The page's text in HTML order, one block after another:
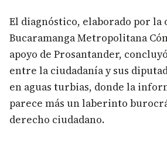
El diagnóstico, elaborado por la
Bucaramanga Metropolitana
apoyo de Prosantander,
entre la ciudadanía y sus
en aguas turbias, donde la
parece más un laberinto
derecho ciudadano.